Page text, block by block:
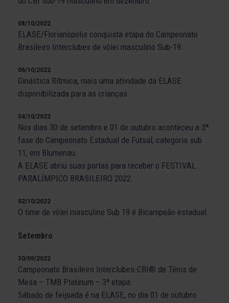
08/10/2022
ELASE/Florianópolis conquista etapa do Campeonato
Brasileiro Interclubes de vôlei masculino Sub-19.
06/10/2022
Ginástica Rítmica, mais uma atividade da ELASE
disponibilizada para as crianças.
04/10/2022
Nos dias 30 de setembro e 01 de outubro aconteceu a 3ª
fase do Campeonato Estadual de Futsal, categoria sub
11, em Blumenau.
A ELASE abriu suas portas para receber o FESTIVAL
PARALÍMPICO BRASILEIRO 2022.
02/10/2022
O time de vôlei masculino Sub 19 é Bicampeão estadual.
Setembro
30/09/2022
Campeonato Brasileiro Interclubes-CBI® de Tênis de
Mesa – TMB Platinum – 3ª etapa.
Sábado de feijoada é na ELASE, no dia 01 de outubro.